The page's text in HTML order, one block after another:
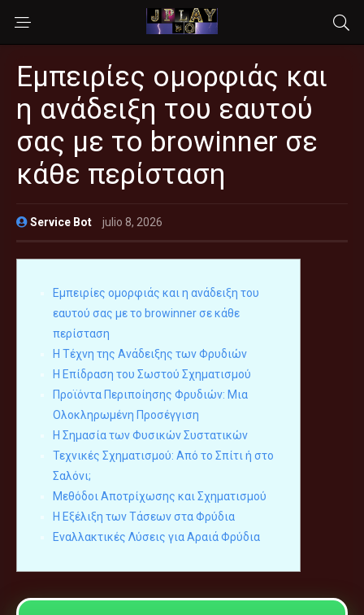
Εμπειρίες ομορφιάς και
η ανάδειξη του εαυτού
σας με το browinner σε
κάθε περίσταση
Service Bot julio 8, 2026
Εμπειρίες ομορφιάς και η ανάδειξη του
εαυτού σας με το browinner σε κάθε
περίσταση
Η Τέχνη της Ανάδειξης των Φρυδιών
Η Επίδραση του Σωστού Σχηματισμού
Προϊόντα Περιποίησης Φρυδιών: Μια
Ολοκληρωμένη Προσέγγιση
Η Σημασία των Φυσικών Συστατικών
Τεχνικές Σχηματισμού: Από το Σπίτι ή στο
Σαλόνι;
Μεθόδοι Αποτρίχωσης και Σχηματισμού
Η Εξέλιξη των Τάσεων στα Φρύδια
Εναλλακτικές Λύσεις για Αραιά Φρύδια